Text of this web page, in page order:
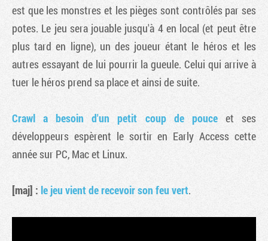
est que les monstres et les pièges sont contrôlés par ses
potes. Le jeu sera jouable jusqu'à 4 en local (et peut être
plus tard en ligne), un des joueur étant le héros et les
autres essayant de lui pourrir la gueule. Celui qui arrive à
tuer le héros prend sa place et ainsi de suite.
Crawl a besoin d'un petit coup de pouceet ses
développeurs espèrent le sortir en Early Access cette
année sur PC, Mac et Linux.
[maj] : le jeu vient de recevoir son feu vert.